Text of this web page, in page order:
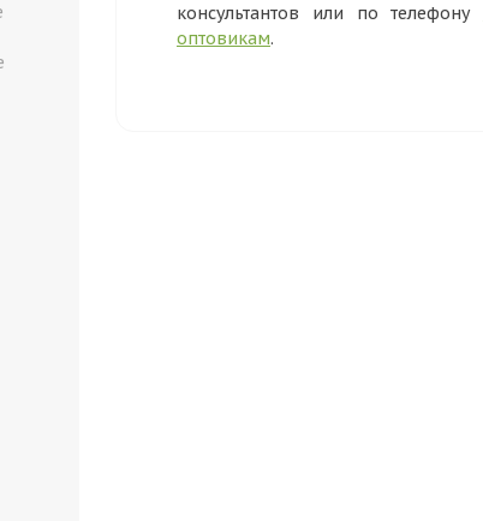
консультантов или по телефону
оптовикам.